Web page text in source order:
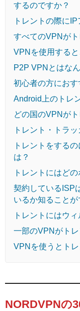
するのですか？
トレントの際に
すべてのVPNが
VPNを使用する
P2P VPNとはな
初心者の方にお
Android上のトレ
どの国のVPNが
トレント・トラ
トレントをする
は？
トレントにはど
契約しているISP
いるか知ることが
トレントにはウ
一部のVPNがト
VPNを使うとト
NORDVPNの